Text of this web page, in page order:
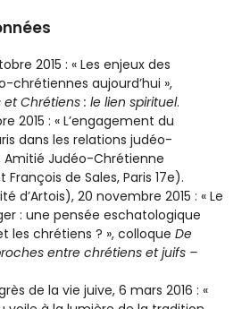
2015 : « Les enjeux des
chrétiennes aujourd’hui »,
et Chrétiens : le lien spirituel.
2015 : « L’engagement du
dans les relations judéo-
Amitié Judéo-Chrétienne
François de Sales, Paris 17e).
d’Artois), 20 novembre 2015 : « Le
: une pensée eschatologique
les chrétiens ? », colloque De
entre chrétiens et juifs –
de la vie juive, 6 mars 2016 : «